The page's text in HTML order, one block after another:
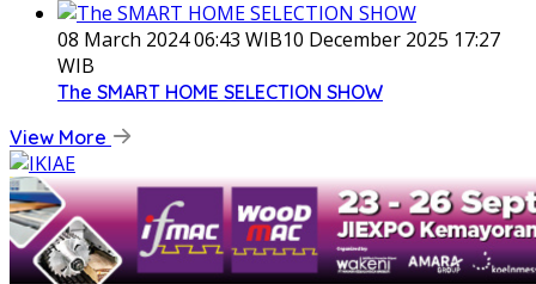
08 March 2024 06:43 WIB10 December 2025 17:27
WIB
The SMART HOME SELECTION SHOW
View More